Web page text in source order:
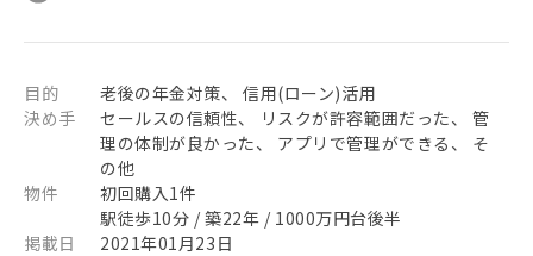
目的
老後の年金対策、 信用(ローン)活用
決め手
セールスの信頼性、 リスクが許容範囲だった、 管
理の体制が良かった、 アプリで管理ができる、 そ
の他
物件
初回購入1件
駅徒歩10分 / 築22年 / 1000万円台後半
掲載日
2021年01月23日